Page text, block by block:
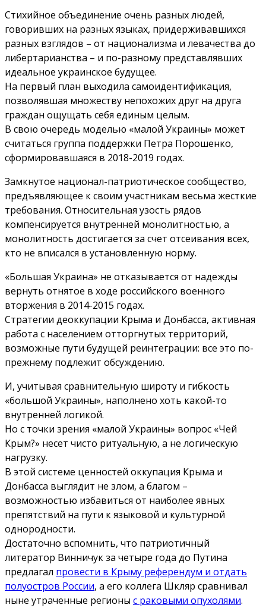
Стихийное объединение очень разных людей,
говоривших на разных языках, придерживавшихся
разных взглядов – от национализма и левачества до
либертарианства – и по-разному представлявших
идеальное украинское будущее.
На первый план выходила самоидентификация,
позволявшая множеству непохожих друг на друга
граждан ощущать себя единым целым.
В свою очередь моделью «малой Украины» может
считаться группа поддержки Петра Порошенко,
сформировавшаяся в 2018-2019 годах.
Замкнутое национал-патриотическое сообщество,
предъявляющее к своим участникам весьма жесткие
требования. Относительная узость рядов
компенсируется внутренней монолитностью, а
монолитность достигается за счет отсеивания всех,
кто не вписался в установленную норму.
«Большая Украина» не отказывается от надежды
вернуть отнятое в ходе российского военного
вторжения в 2014-2015 годах.
Стратегии деоккупации Крыма и Донбасса, активная
работа с населением отторгнутых территорий,
возможные пути будущей реинтеграции: все это по-
прежнему подлежит обсуждению.
И, учитывая сравнительную широту и гибкость
«большой Украины», наполнено хоть какой-то
внутренней логикой.
Но с точки зрения «малой Украины» вопрос «Чей
Крым?» несет чисто ритуальную, а не логическую
нагрузку.
В этой системе ценностей оккупация Крыма и
Донбасса выглядит не злом, а благом –
возможностью избавиться от наиболее явных
препятствий на пути к языковой и культурной
однородности.
Достаточно вспомнить, что патриотичный
литератор Винничук за четыре года до Путина
предлагал провести в Крыму референдум и отдать
полуостров России, а его коллега Шкляр сравнивал
ныне утраченные регионы с раковыми опухолями.